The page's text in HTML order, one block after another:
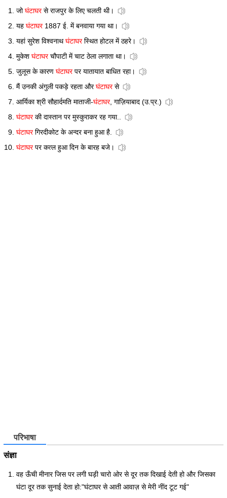
जोघंटाघरसे राजपुर के लिए चलती थी।
यह घंटाघर1887 ई. में बनवाया गया था।
यहां सुरेश विश्वनाथघंटाघरस्थित होटल में ठहरे।
मुकेशघंटाघरचौपाटी में चाट ठेला लगाता था।
जुलूस के कारण घंटाघरपर यातायात बाधित रहा।
मैं उनकी अंगुली पकड़े रहता औरघंटाघरसे
आर्यिका श्री सौहार्दमति माताजी-घंटाघर, गाज़ियाबाद (उ.प्र.)
घंटाघरकी दास्तान पर मुस्कुराकर रह गया..
घंटाघरगिरदीकोट के अन्दर बना हुआ है.
घंटाघरपर कत्ल हुआ दिन के बारह बजे।
परिभाषा
संज्ञा
वह ऊँची मीनार जिस पर लगी घड़ी चारो ओर से दूर तक दिखाई देती हो और जिसका
घंटा दूर तक सुनाई देता हो:"घंटाघर से आती आवाज़ से मेरी नींद टूट गई"